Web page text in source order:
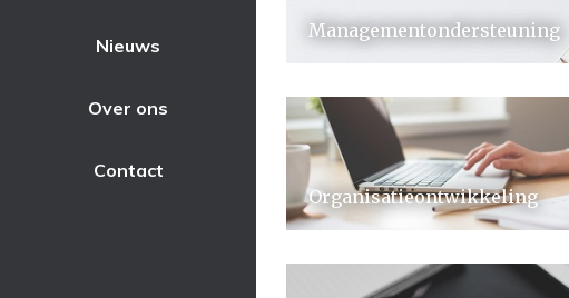
Nieuws
Over ons
Contact
Managementondersteuning
Organisatieontwikkeling